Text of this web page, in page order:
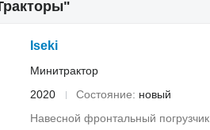
Iseki
Минитрактор
2020
Состояние
новый
Навесной фронтальный погрузчик